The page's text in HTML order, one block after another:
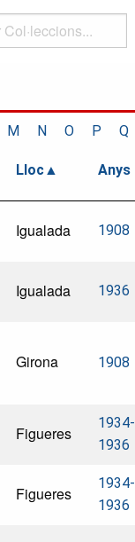
M N O P Q
Lloc Anys
Igualada 1908
Igualada 1936
Girona 1908
Figueres
1934-
1936
Figueres
1934-
1936